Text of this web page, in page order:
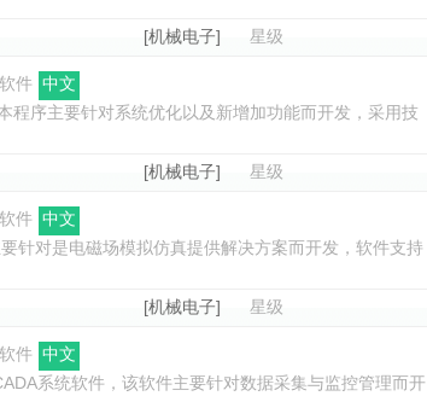
[机械电子] 星级
件 中文
程序主要针对系统优化以及新增加功能而开发，采用技
[机械电子] 星级
件 中文
针对是电磁场模拟仿真提供解决方案而开发，软件支持
[机械电子] 星级
件 中文
系统软件，该软件主要针对数据采集与监控管理而开